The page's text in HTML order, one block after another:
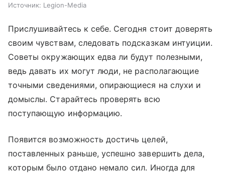
Источник: Legion-Media
Прислушивайтесь к себе. Сегодня стоит доверять
своим чувствам, следовать подсказкам интуиции.
Советы окружающих едва ли будут полезными,
ведь давать их могут люди, не располагающие
точными сведениями, опирающиеся на слухи и
домыслы. Старайтесь проверять всю
поступающую информацию.
Появится возможность достичь целей,
поставленных раньше, успешно завершить дела,
которым было отдано немало сил. Иногда для